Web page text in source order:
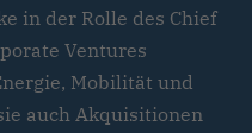
in der Rolle des Chief
Ventures
Mobilität und
auch Akquisitionen